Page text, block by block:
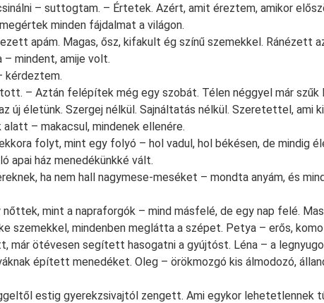
– suttogtam. – Értetek. Azért, amit éreztem, amikor
minden fájdalmat a világon.
apám. Magas, ősz, kifakult ég színű szemekkel. Ránézett
mindent, amije volt.
kérdeztem.
– Aztán felépítek még egy szobát. Télen néggyel már szűk
új életünk. Szergej nélkül. Sajnáltatás nélkül. Szeretettel, ami
alatt – makacsul, mindenek ellenére.
folyt, mint egy folyó – hol vadul, hol békésen, de mindig
apai ház menedékünkké vált.
ha nem hall nagymese-meséket – mondta anyám, és
nőttek, mint a napraforgók – mind másfelé, de egy nap felé.
szemekkel, mindenben meglátta a szépet. Petya – erős,
már ötévesen segített hasogatni a gyújtóst. Léna – a
épített menedéket. Oleg – örökmozgó kis álmodozó,
estig gyerekzsivajtól zengett. Ami egykor lehetetlennek